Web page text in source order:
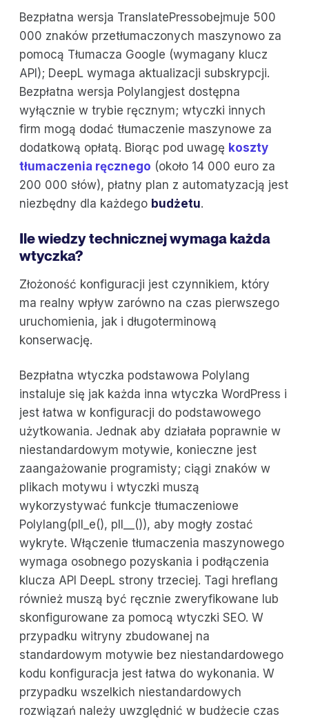
Bezpłatna wersja TranslatePressobejmuje 500
000 znaków przetłumaczonych maszynowo za
pomocą Tłumacza Google (wymagany klucz
API); DeepL wymaga aktualizacji subskrypcji.
Bezpłatna wersja Polylangjest dostępna
wyłącznie w trybie ręcznym; wtyczki innych
firm mogą dodać tłumaczenie maszynowe za
dodatkową opłatą. Biorąc pod uwagę koszty
tłumaczenia ręcznego (około 14 000 euro za
200 000 słów), płatny plan z automatyzacją jest
niezbędny dla każdego budżetu.
Ile wiedzy technicznej wymaga każda
wtyczka?
Złożoność konfiguracji jest czynnikiem, który
ma realny wpływ zarówno na czas pierwszego
uruchomienia, jak i długoterminową
konserwację.
Bezpłatna wtyczka podstawowa Polylang
instaluje się jak każda inna wtyczka WordPress i
jest łatwa w konfiguracji do podstawowego
użytkowania. Jednak aby działała poprawnie w
niestandardowym motywie, konieczne jest
zaangażowanie programisty; ciągi znaków w
plikach motywu i wtyczki muszą
wykorzystywać funkcje tłumaczeniowe
Polylang(pll_e(), pll__()), aby mogły zostać
wykryte. Włączenie tłumaczenia maszynowego
wymaga osobnego pozyskania i podłączenia
klucza API DeepL strony trzeciej. Tagi hreflang
również muszą być ręcznie zweryfikowane lub
skonfigurowane za pomocą wtyczki SEO. W
przypadku witryny zbudowanej na
standardowym motywie bez niestandardowego
kodu konfiguracja jest łatwa do wykonania. W
przypadku wszelkich niestandardowych
rozwiązań należy uwzględnić w budżecie czas